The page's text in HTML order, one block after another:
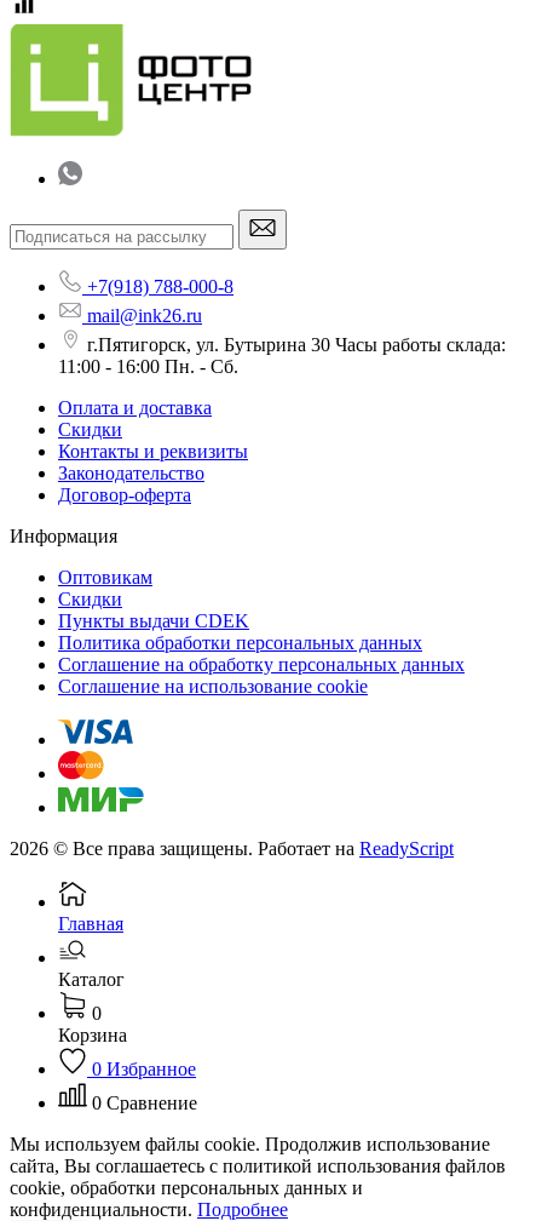
+7(918) 788-000-8
mail@ink26.ru
г.Пятигорск, ул. Бутырина 30 Часы работы склада:
11:00 - 16:00 Пн. - Сб.
Оплата и доставка
Скидки
Контакты и реквизиты
Законодательство
Договор-оферта
Информация
Оптовикам
Скидки
Пункты выдачи CDEK
Политика обработки персональных данных
Соглашение на обработку персональных данных
Соглашение на использование cookie
2026 © Все права защищены. Работает на ReadyScript
Главная
Каталог
0
Корзина
0 Избранное
0 Сравнение
Мы используем файлы cookie. Продолжив использование
сайта, Вы соглашаетесь с политикой использования файлов
cookie, обработки персональных данных и
конфиденциальности. Подробнее